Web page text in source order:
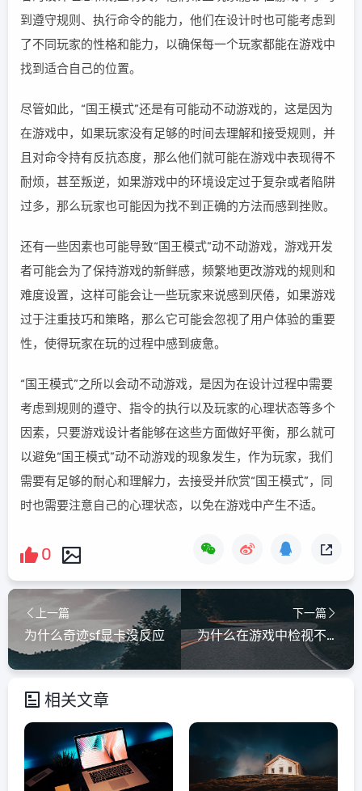
到遵守规则、执行命令的能力，他们在设计时也可能考虑到
了不同玩家的性格和能力，以确保每一个玩家都能在游戏中
找到适合自己的位置。
尽管如此，“国王模式”还是有可能动不动游戏的，这是因为
在游戏中，如果玩家没有足够的时间去理解和接受规则，并
且对命令持有反抗态度，那么他们就可能在游戏中表现得不
耐烦，甚至叛逆，如果游戏中的环境设定过于复杂或者陷阱
过多，那么玩家也可能因为找不到正确的方法而感到挫败。
还有一些因素也可能导致“国王模式”动不动游戏，游戏开发
者可能会为了保持游戏的新鲜感，频繁地更改游戏的规则和
难度设置，这样可能会让一些玩家来说感到厌倦，如果游戏
过于注重技巧和策略，那么它可能会忽视了用户体验的重要
性，使得玩家在玩的过程中感到疲惫。
“国王模式”之所以会动不动游戏，是因为在设计过程中需要
考虑到规则的遵守、指令的执行以及玩家的心理状态等多个
因素，只要游戏设计者能够在这些方面做好平衡，那么就可
以避免“国王模式”动不动游戏的现象发生，作为玩家，我们
需要有足够的耐心和理解力，去接受并欣赏“国王模式”，同
时也需要注意自己的心理状态，以免在游戏中产生不适。
0
上一篇
为什么奇迹sf显卡没反应
下一篇
为什么在游戏中检视不了
相关文章